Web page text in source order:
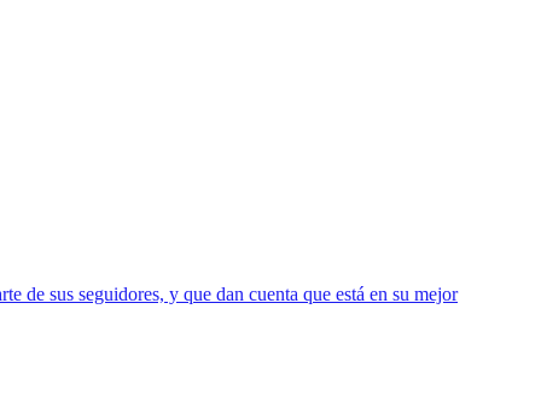
de sus seguidores, y que dan cuenta que está en su mejor